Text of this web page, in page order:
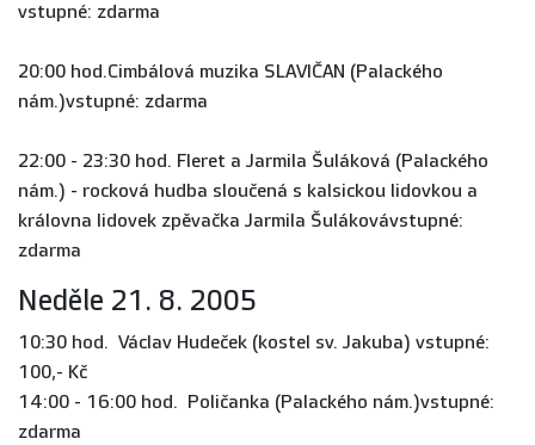
vstupné: zdarma
20:00 hod.Cimbálová muzika SLAVIČAN (Palackého
nám.)vstupné: zdarma
22:00 - 23:30 hod. Fleret a Jarmila Šuláková (Palackého
nám.) - rocková hudba sloučená s kalsickou lidovkou a
královna lidovek zpěvačka Jarmila Šulákovávstupné:
zdarma
Neděle 21. 8. 2005
10:30 hod. Václav Hudeček (kostel sv. Jakuba) vstupné:
100,- Kč
14:00 - 16:00 hod. Poličanka (Palackého nám.)vstupné:
zdarma